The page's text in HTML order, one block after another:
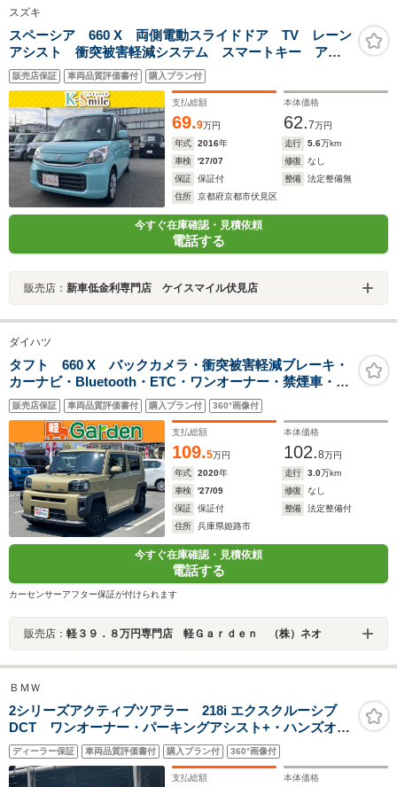
スズキ
スペーシア 660 X 両側電動スライドドア TV レーン
アシスト 衝突被害軽減システム スマートキー アイ
ドリングストップ 電動格納ミラー シートヒーター
ベンチシート CVT 盗難防止システム ABS ESC
販売店保証 車両品質評価書付 購入プラン付
支払総額
69.9万円
本体価格
62.7万円
年式
2016年 走行 5.6万km
車検
'27/07 修復
なし
保証
保証付 整備
法定整備無
住所
京都府京都市伏見区
今すぐ在庫確認・見積依頼
電話する
販売店： 新車低金利専門店 ケイスマイル伏見店
ダイハツ
タフト 660 X バックカメラ・衝突被害軽減ブレーキ・
カーナビ・Bluetooth・ETC・ワンオーナー・禁煙車・フ
ルセグTV・CD/DVD再生・スマートキー&プッシュスター
ト・ベンチシート・ルームクリーニング
販売店保証 車両品質評価書付 購入プラン付 360°画像付
支払総額
109.5万円
本体価格
102.8万円
年式
2020年 走行 3.0万km
車検
'27/09 修復
なし
保証
保証付 整備
法定整備付
住所
兵庫県姫路市
今すぐ在庫確認・見積依頼
電話する
カーセンサーアフター保証が付けられます
販売店： 軽３９．８万円専門店 軽Ｇａｒｄｅｎ （株）ネオ
ＢＭＷ
2シリーズアクティブツアラー 218i エクスクルーシブ
DCT ワンオーナー・パーキングアシスト+・ハンズオフ
ACC・360度カメラ・ヘッドアップディスプレイ・シート
ヒーター・AppleCarPlay・内蔵ドラレコ・パワーシー
ト・電動リアゲート・17インチAW・ETC・禁煙車
ディーラー保証 車両品質評価書付 購入プラン付 360°画像付
支払総額 本体価格